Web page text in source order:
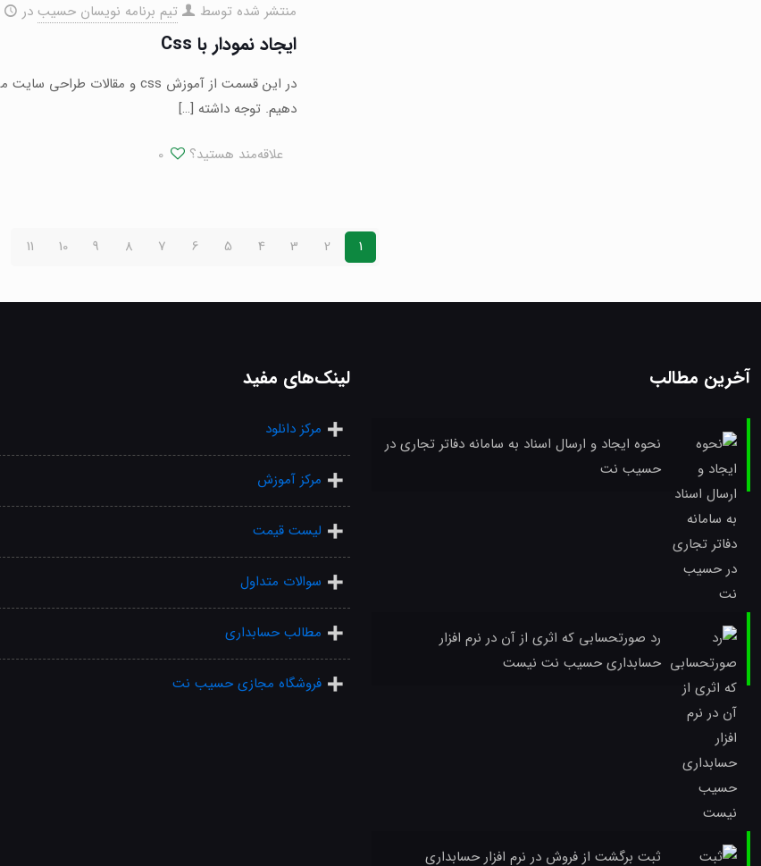
منتشر شده توسط تیم برنامه نویسان حسیب در
ایجاد نمودار با Css
دهیم. توجه داشته […]
علاقه‌مند هستید؟ 0
1
2
3
4
5
6
7
8
9
10
11
آخرین مطالب
نحوه ایجاد و ارسال اسناد به سامانه دفاتر تجاری در
حسیب نت
رد صورتحسابی که اثری از آن در نرم افزار
حسابداری حسیب نت نیست
ثبت برگشت از فروش در نرم افزار حسابداری
لینک‌های مفید
مرکز دانلود
مرکز آموزش
لیست قیمت
سوالات متداول
مطالب حسابداری
فروشگاه مجازی حسیب نت